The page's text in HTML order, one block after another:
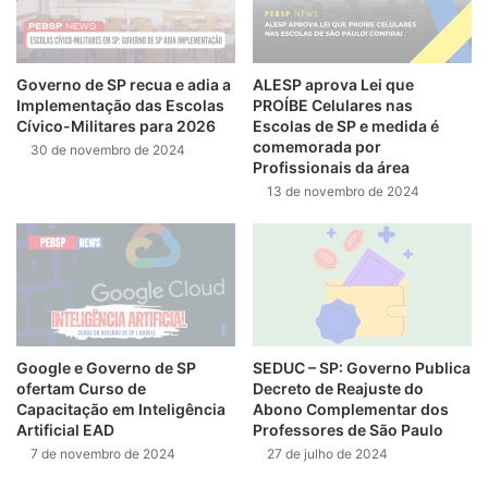
Governo de SP recua e adia a
Implementação das Escolas
Cívico-Militares para 2026
30 de novembro de 2024
ALESP aprova Lei que
PROÍBE Celulares nas
Escolas de SP e medida é
comemorada por
Profissionais da área
13 de novembro de 2024
Google e Governo de SP
ofertam Curso de
Capacitação em Inteligência
Artificial EAD
7 de novembro de 2024
SEDUC – SP: Governo Publica
Decreto de Reajuste do
Abono Complementar dos
Professores de São Paulo
27 de julho de 2024